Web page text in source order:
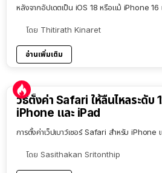
หลังจากอัปเดตเป็น iOS 18 หรือแม้ iPhone 16
โดย Thitirath Kinaret
อ่านเพิ่มเติม
วิธีตั้งค่า Safari ให้ลื่นไหลระดับ
iPhone และ iPad
การตั้งค่าเว็ปเบาว์เซอร์ Safari สำหรับ
โดย Sasithakan Sritonthip